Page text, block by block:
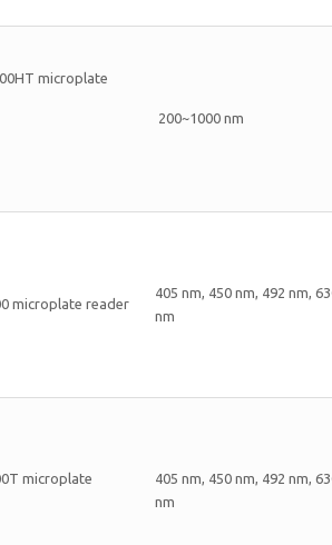
microplate
200~1000 nm
microplate reader
405 nm, 450 nm, 492 nm,
nm
microplate
405 nm, 450 nm, 492 nm,
nm